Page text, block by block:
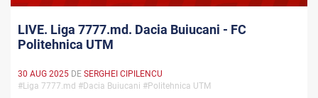
LIVE. Liga 7777.md. Dacia Buiucani - FC
Politehnica UTM
30 AUG 2025 DE SERGHEI CIPILENCU
#Liga 7777.md #Dacia Buiucani #Politehnica UTM